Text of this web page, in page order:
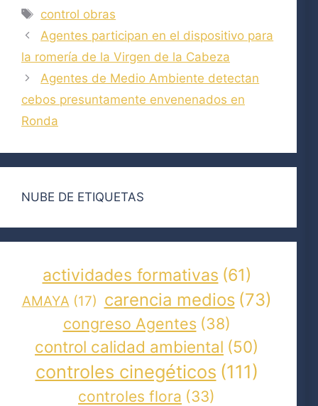
Etiquetas
control obras
Agentes participan en el dispositivo para
la romería de la Virgen de la Cabeza
Agentes de Medio Ambiente detectan
cebos presuntamente envenenados en
Ronda
NUBE DE ETIQUETAS
actividades formativas (61)
AMAYA (17) carencia medios (73)
congreso Agentes (38)
control calidad ambiental (50)
controles cinegéticos (111)
controles flora (33)